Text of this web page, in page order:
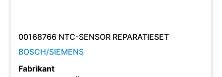
00168766 NTC-SENSOR REPARATIESET
BOSCH/SIEMENS
Fabrikant